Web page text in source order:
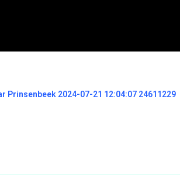
Prinsenbeek 2024-07-21 12:04:07 24611229